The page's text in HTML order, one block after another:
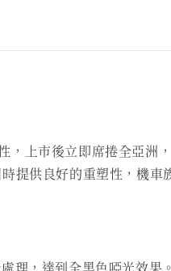
上市後立即席捲全亞洲
提供良好的重塑性，機